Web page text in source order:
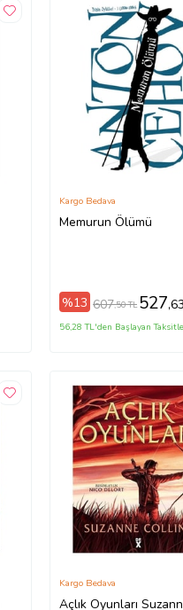
Memurun Ölümü
Kargo Bedava
%13 607,50 TL 527
56,28 TL'den Başlayan
Açlık Oyunları
Kargo Bedava